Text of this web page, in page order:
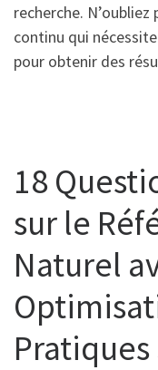
recherche. N’oubliez
continu qui
pour obtenir des
18
sur le
Naturel
Pratiques